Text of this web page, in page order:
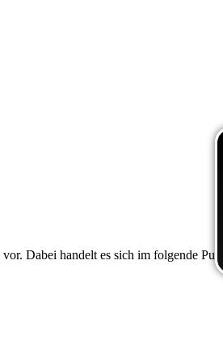
Dabei handelt es sich im folgende